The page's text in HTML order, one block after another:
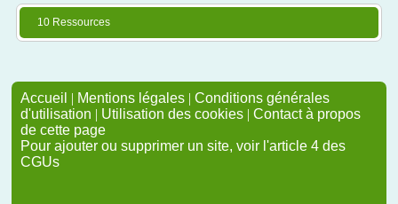
10 Ressources
Accueil | Mentions légales | Conditions générales
d'utilisation | Utilisation des cookies | Contact à propos
de cette page
Pour ajouter ou supprimer un site, voir l'article 4 des
CGUs